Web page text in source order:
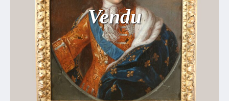
Vendu